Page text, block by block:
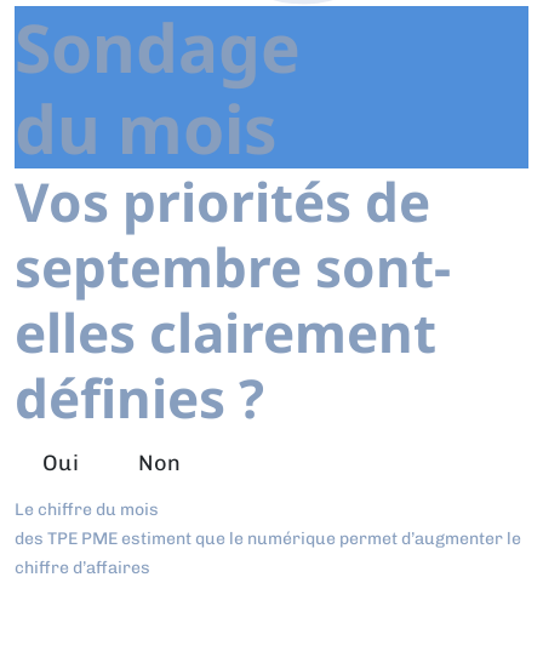
Sondage
du mois
Vos priorités de
septembre sont-
elles clairement
définies ?
Oui Non
Le chiffre du mois
des TPE PME estiment que le numérique permet d’augmenter le
chiffre d’affaires